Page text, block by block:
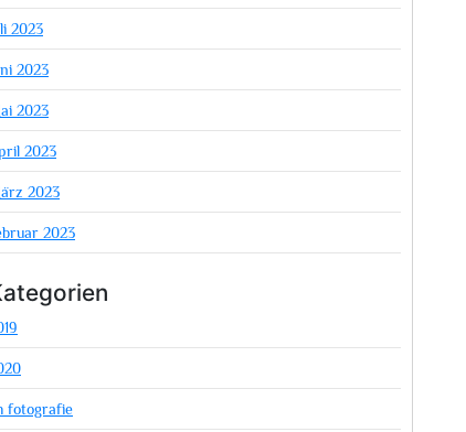
2023
2023
2023
2023
2023
2023
fotografie